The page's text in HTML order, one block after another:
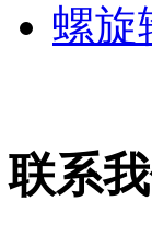
螺旋
联系